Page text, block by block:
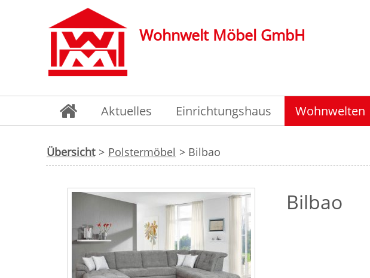
Wohnwelt Möbel GmbH
Aktuelles Einrichtungshaus Wohnwelten
Übersicht > Polstermöbel > Bilbao
Bilbao